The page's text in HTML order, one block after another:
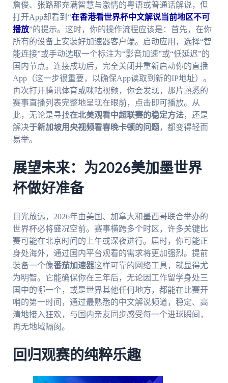
詹俊、张路那充满智慧与激情的粤语或普通话解说，但
打开App却看到“在香港看世界杯中文解说当前地区不可
播放”的提示。这时，你的操作流程应该是：首先，在你
所有的设备上安装好加速器客户端。启动应用，选择“智
能连接”或手动选取一个标注为“影音加速”或“低延迟”的
国内节点。连接成功后，完全关闭并重新启动你的直播
App（这一步很重要，以确保App读取到新的IP地址）。
再次打开腾讯体育或咪咕视频，你会发现，那片熟悉的
赛事直播列表完整地呈现在眼前，点击即可播放。从
此，无论是寻找在北美观看中超联赛的稳定方法，还是
解决于新加坡用央视频看春晚卡顿的问题，都变得轻而
易举。
展望未来：为2026美加墨世界
杯做好准备
目光放远，2026年由美国、加拿大和墨西哥联合举办的
世界杯必将盛况空前。赛事横跨多个时区，许多关键比
赛可能在北京时间的上午或深夜进行。届时，你可能正
身处海外，通过国内平台观看的需求将更加强烈。提前
装备一个像番茄加速器这样可靠的网络工具，就显得尤
为明智。它能确保你在三年后，无论因工作留学身处三
国中的哪一个，或是世界其他任何地方，都能在比赛开
哨的第一时间，通过最熟悉的中文解说频道，稳定、高
清地接入狂欢，与国内亲友同步感受每一个进球瞬间，
再无地域隔阂。
回归观赛的纯粹乐趣